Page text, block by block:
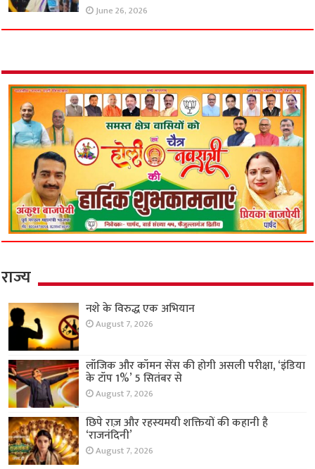
June 26, 2026
राज्य
नशे के विरुद्ध एक अभियान
August 7, 2026
लॉजिक और कॉमन सेंस की होगी असली परीक्षा, ‘इंडिया
के टॉप 1%’ 5 सितंबर से
August 7, 2026
छिपे राज़ और रहस्यमयी शक्तियों की कहानी है
‘राजनंदिनी’
August 7, 2026